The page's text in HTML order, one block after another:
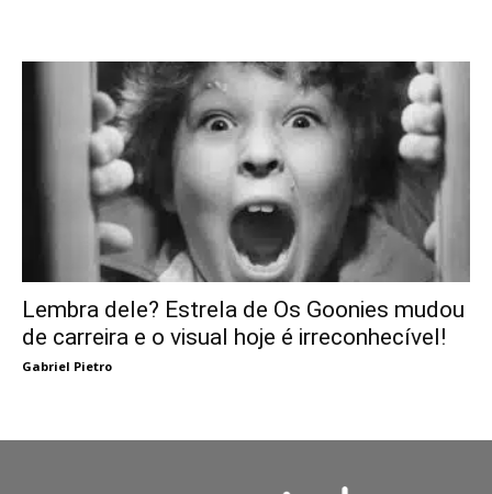
Lembra dele? Estrela de Os Goonies mudou
de carreira e o visual hoje é irreconhecível!
Gabriel Pietro